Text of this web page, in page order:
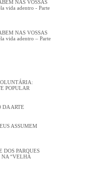
NAS VOSSAS
vida adentro - Parte
NAS VOSSAS
vida adentro – Parte
POPULAR
DA ARTE
ASSUMEM
DOS PARQUES
NA “VELHA